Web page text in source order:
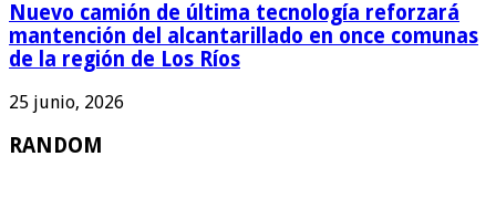
Nuevo camión de última tecnología reforzará
mantención del alcantarillado en once comunas
de la región de Los Ríos
25 junio, 2026
RANDOM